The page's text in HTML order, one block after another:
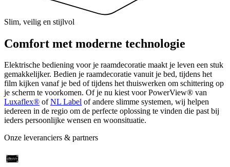
Slim, veilig en stijlvol
Comfort met moderne technologie
Elektrische bediening voor je raamdecoratie maakt je leven een stuk
gemakkelijker. Bedien je raamdecoratie vanuit je bed, tijdens het
film kijken vanaf je bed of tijdens het thuiswerken om schittering op
je scherm te voorkomen. Of je nu kiest voor PowerView® van
Luxaflex® ofNL Label of andere slimme systemen, wij helpen
iedereen in de regio om de perfecte oplossing te vinden die past bij
ieders persoonlijke wensen en woonsituatie.
Onze leveranciers & partners